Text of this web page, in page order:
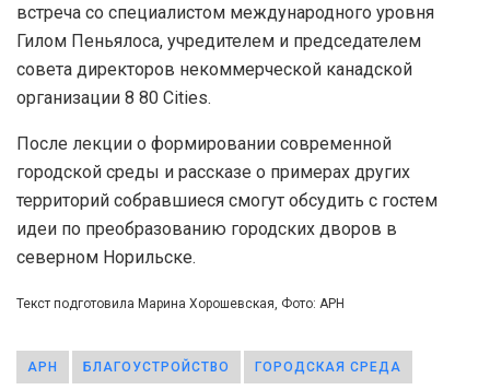
встреча со специалистом международного уровня
Гилом Пеньялоса, учредителем и председателем
совета директоров некоммерческой канадской
организации 8 80 Cities.
После лекции о формировании современной
городской среды и рассказе о примерах других
территорий собравшиеся смогут обсудить с гостем
идеи по преобразованию городских дворов в
северном Норильске.
Текст подготовила Марина Хорошевская, Фото: АРН
АРН БЛАГОУСТРОЙСТВО ГОРОДСКАЯ СРЕДА